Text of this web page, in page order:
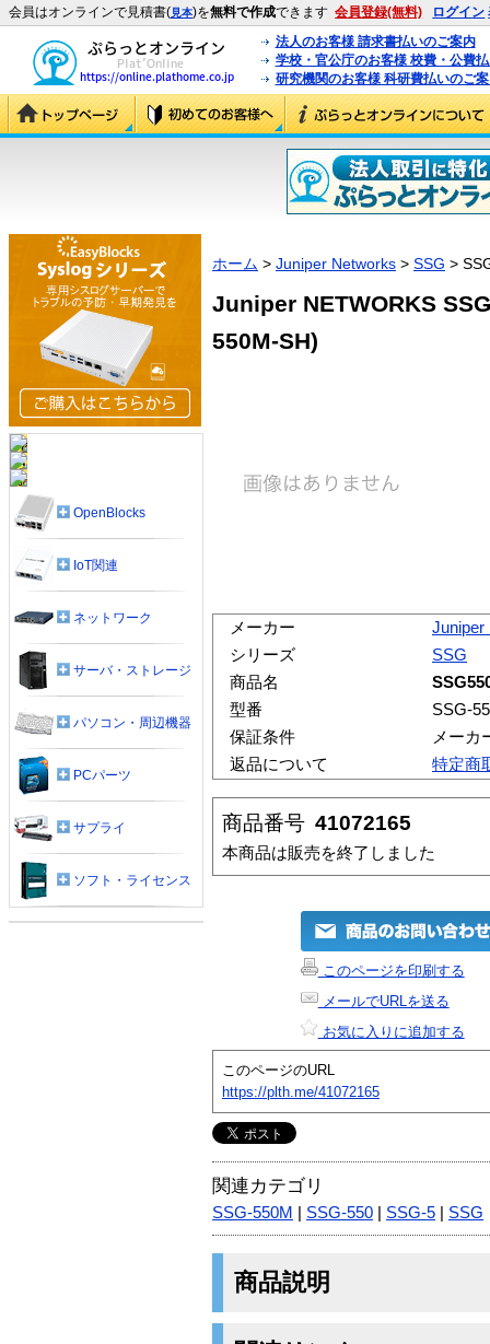
会員はオンラインで見積書(見本)を無料で作成できます 会員登録(無料) ログイン
法人のお客様 請求書払いのご案内
学校・官公庁のお客様 校費・公費
研究機関のお客様 科研費払いのご
ホーム > Juniper Networks > SSG >
Juniper NETWORKS
550M-SH)
メーカー
Juniper
シリーズ
SSG
商品名
型番
SSG-
保証条件
メーカ
返品について
特定商
商品番号 41072165
本商品は販売を終了しました
このページを印刷する
メールでURLを送る
お気に入りに追加する
このページのURL
https://plth.me/41072165
関連カテゴリ
SSG-550M SSG-550 SSG-5 SSG
商品説明
OpenBlocks
IoT関連
ネットワーク
サーバ・ストレージ
パソコン・周辺機器
PCパーツ
サプライ
ソフト・ライセンス